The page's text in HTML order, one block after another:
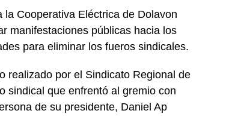
Cooperativa Eléctrica de Dolavon
manifestaciones públicas hacia los
para eliminar los fueros sindicales.
realizado por el Sindicato Regional de
sindical que enfrentó al gremio con
de su presidente, Daniel Ap